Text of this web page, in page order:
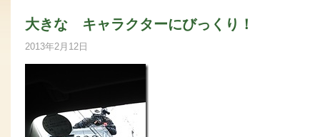
大きな キャラクターにびっくり！
2013年2月12日